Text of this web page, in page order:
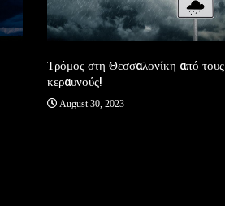
Τρόμος στη Θεσσαλονίκη από τους
κεραυνούς!
August 30, 2023